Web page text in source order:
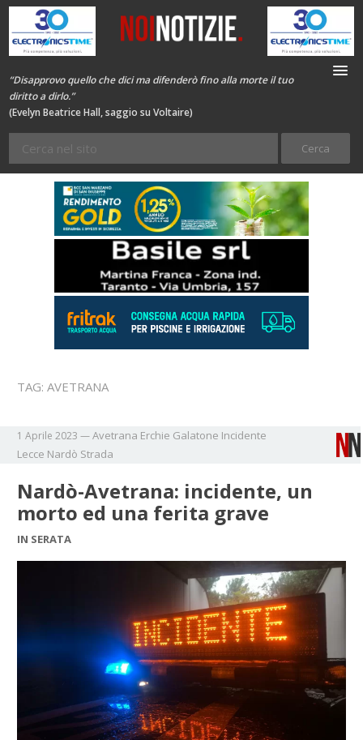
“Disapprovo quello che dici ma difenderò fino alla morte il tuo
diritto a dirlo.”
(Evelyn Beatrice Hall, saggio su Voltaire)
TAG:AVETRANA
1 Aprile 2023 —Avetrana Erchie Galatone Incidente
Lecce Nardò Strada
Nardò-Avetrana: incidente, un
morto ed una ferita grave
IN SERATA